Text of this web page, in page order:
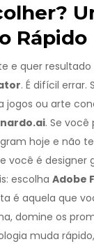
Rápido
e quer
. É difícil errar.
jogos ou arte
. Se você
hoje e não
você é
escolha Adobe
é aquela que
domine os
muda